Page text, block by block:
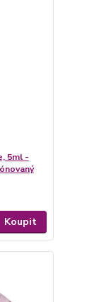
5ml -
Koupit